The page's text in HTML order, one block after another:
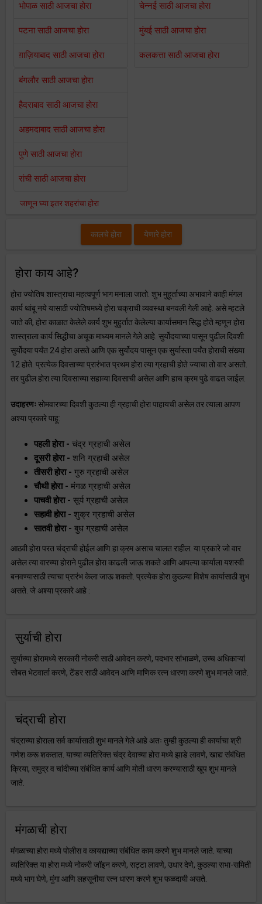
भोपाळ साठी आजचा होरा
पटना साठी आजचा होरा
ग़ाज़ियाबाद साठी आजचा होरा
चेन्नई साठी आजचा होरा
मुंबई साठी आजचा होरा
कलकत्ता साठी आजचा होरा
बंगलौर साठी आजचा होरा
हैदराबाद साठी आजचा होरा
अहमदाबाद साठी आजचा होरा
पुणे साठी आजचा होरा
रांची साठी आजचा होरा
जाणून घ्या इतर शहरांचा होरा
कालचे होरा येणारे होरा
होरा काय आहे?
होरा ज्योतिष शास्त्राचा महत्वपूर्ण भाग मनाला जातो. शुभ मुहूर्ताच्या अभावाने काही मंगल
कार्य थांबू नये यासाठी ज्योतिषमध्ये होरा चक्राची व्यवस्था बनवली गेली आहे. असे म्हटले
जाते की, होरा काळात केलेले कार्य शुभ मुहुर्तात केलेल्या कार्यासमान सिद्ध होते म्हणून होरा
शास्त्राला कार्य सिद्धीचा अचूक माध्यम मानले गेले आहे. सुर्योदयाच्या पासून पुढील दिवशी
सुर्योदया पर्यंत 24 होरा असते आणि एक सुर्योदय पासून एक सुर्यास्ता पर्यंत होराची संख्या
12 होते. प्रत्येक दिवसाच्या प्रारंभात प्रथम होरा त्या ग्रहाची होते ज्याचा तो वार असतो.
तर पुढील होरा त्या दिवसाच्या सहाव्या दिवसाची असेल आणि हाच क्रम पुढे वाढत जाईल.
उदाहरणःसोमवारच्या दिवशी कुठल्या ही ग्रहाची होरा पाहायची असेल तर त्याला आपण
अश्या प्रकारे पाहू:
पहली होरा - चंद्र ग्रहाची असेल
दूसरी होरा - शनि ग्रहाची असेल
तीसरी होरा - गुरु ग्रहाची असेल
चौथी होरा - मंगळ ग्रहाची असेल
पाचवी होरा - सूर्य ग्रहाची असेल
सहावी होरा - शुक्र ग्रहाची असेल
सातवी होरा - बुध ग्रहाची असेल
आठवी होरा परत चंद्राची होईल आणि हा क्रम असाच चालत राहील. या प्रकारे जो वार
असेल त्या वारच्या होराने पुढील होरा काढली जाऊ शकते आणि आपल्या कार्याला यशस्वी
बनवण्यासाठी त्याचा प्रारंभ केला जाऊ शकतो. प्रत्येक होरा कुठल्या विशेष कार्यासाठी शुभ
असते. जे अश्या प्रकारे आहे :
सुर्याची होरा
सुर्याच्या होरामध्ये सरकारी नोकरी साठी आवेदन करणे, पदभार सांभाळणे, उच्च अधिकाऱ्यां
सोबत भेटवार्ता करणे, टेंडर साठी आवेदन आणि माणिक रत्न धारणा करणे शुभ मानले जाते.
चंद्राची होरा
चंद्राच्या होराला सर्व कार्यासाठी शुभ मानले गेले आहे अतः तुम्ही कुठल्या ही कार्याचा श्री
गणेश करू शकतात. याच्या व्यतिरिक्त चंद्र देवाच्या होरा मध्ये झाडे लावणे, खाद्य संबंधित
क्रिया, समुद्र व चांदीच्या संबंधित कार्य आणि मोती धारण करण्यासाठी खूप शुभ मानले
जाते.
मंगळाची होरा
मंगळाच्या होरा मध्ये पोलीस व कायद्याच्या संबंधित काम करणे शुभ मानले जाते. याच्या
व्यतिरिक्त या होरा मध्ये नोकरी जॉइन करणे, सट्टा लावणे, उधार देणे, कुठल्या सभा-समिती
मध्ये भाग घेणे, मुंगा आणि लहसूनीया रत्न धारण करणे शुभ फळदायी असते.